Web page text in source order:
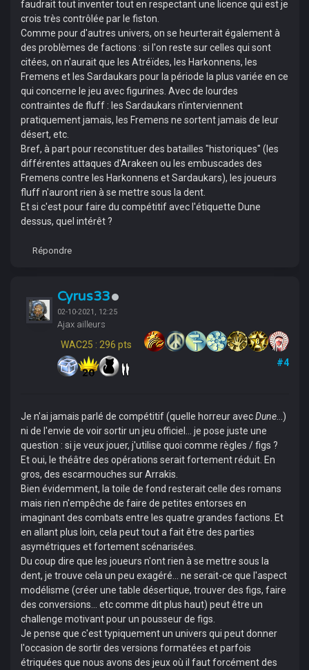
faudrait tout inventer tout en respectant une licence qui est je
crois très contrôlée par le fiston.
Comme pour d'autres univers, on se heurterait également à
des problèmes de factions : si l'on reste sur celles qui sont
citées, on n'aurait que les Atréïdes, les Harkonnens, les
Fremens et les Sardaukars pour la période la plus variée en ce
qui concerne le jeu avec figurines. Avec de lourdes
contraintes de fluff : les Sardaukars n'interviennent
pratiquement jamais, les Fremens ne sortent jamais de leur
désert, etc.
Bref, à part pour reconstituer des batailles "historiques" (les
différentes attaques d'Arakeen ou les embuscades des
Fremens contre les Harkonnens et Sardaukars), les joueurs
fluff n'auront rien à se mettre sous la dent.
Et si c'est pour faire du compétitif avec l'étiquette Dune
dessus, quel intérêt ?
Répondre
Cyrus33
02-10-2021, 12:25
Ajax ailleurs
WAC25 : 296 pts
#4
Je n'ai jamais parlé de compétitif (quelle horreur avecDune...)
ni de l'envie de voir sortir un jeu officiel... je pose juste une
question : si je veux jouer, j'utilise quoi comme règles / figs ?
Et oui, le théâtre des opérations serait fortement réduit. En
gros, des escarmouches sur Arrakis.
Bien évidemment, la toile de fond resterait celle des romans
mais rien n'empêche de faire de petites entorses en
imaginant des combats entre les quatre grandes factions. Et
en allant plus loin, cela peut tout a fait être des parties
asymétriques et fortement scénarisées.
Du coup dire que les joueurs n'ont rien à se mettre sous la
dent, je trouve cela un peu exagéré... ne serait-ce que l'aspect
modélisme (créer une table désertique, trouver des figs, faire
des conversions... etc comme dit plus haut) peut être un
challenge motivant pour un pousseur de figs.
Je pense que c'est typiquement un univers qui peut donner
l'occasion de sortir des versions formatées et parfois
étriquées que nous avons des jeux où il faut forcément des